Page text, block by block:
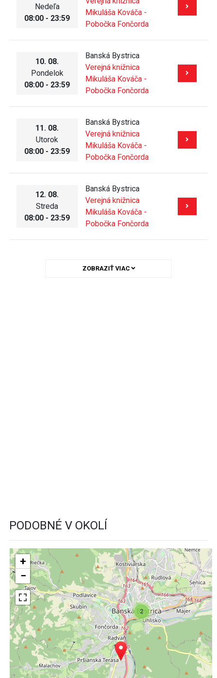
Nedeľa
08:00 - 23:59
Mikuláša Kováča -
Pobočka Fončorda
10. 08.
Pondelok
08:00 - 23:59
Banská Bystrica
Verejná knižnica
Mikuláša Kováča -
Pobočka Fončorda
11. 08.
Utorok
08:00 - 23:59
Banská Bystrica
Verejná knižnica
Mikuláša Kováča -
Pobočka Fončorda
12. 08.
Streda
08:00 - 23:59
Banská Bystrica
Verejná knižnica
Mikuláša Kováča -
Pobočka Fončorda
ZOBRAZIŤ VIAC
PODOBNÉ V OKOLÍ
2
+
−